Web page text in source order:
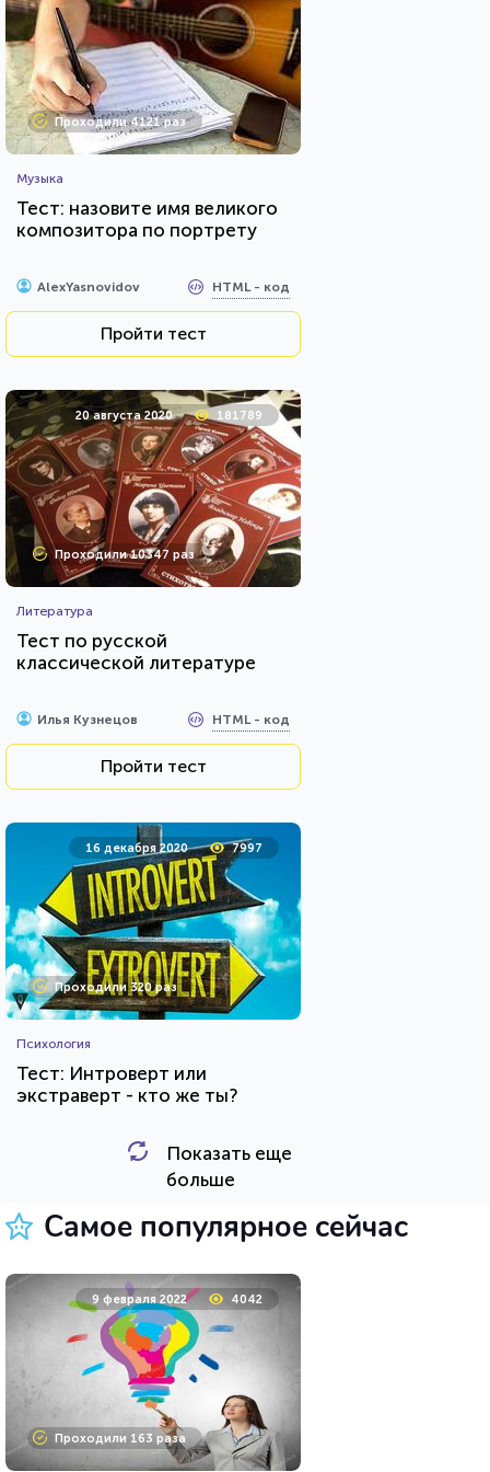
Проходили 4121 раз
Музыка
Тест: назовите имя великого
композитора по портрету
AlexYasnovidov HTML - код
Пройти тест
20 августа 2020 181789
Проходили 10347 раз
Литература
Тест по русской
классической литературе
Илья Кузнецов HTML - код
Пройти тест
16 декабря 2020 7997
Проходили 320 раз
Психология
Тест: Интроверт или
экстраверт - кто же ты?
HTML - код
11 мая 2020
Проходили 9897 раз
Показать еще
больше
Самое популярное сейчас
9 февраля 2022 4042
Проходили 163 раза